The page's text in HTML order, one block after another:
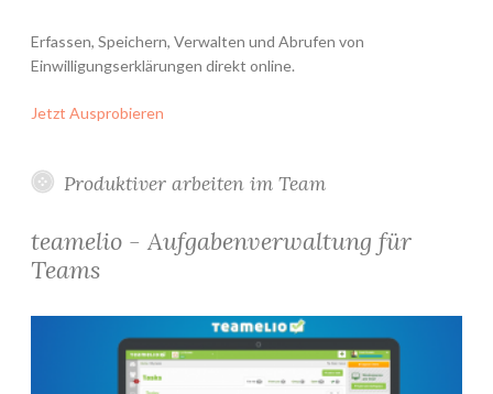
Erfassen, Speichern, Verwalten und Abrufen von
Einwilligungserklärungen direkt online.
Jetzt Ausprobieren
Produktiver arbeiten im Team
teamelio - Aufgabenverwaltung für
Teams